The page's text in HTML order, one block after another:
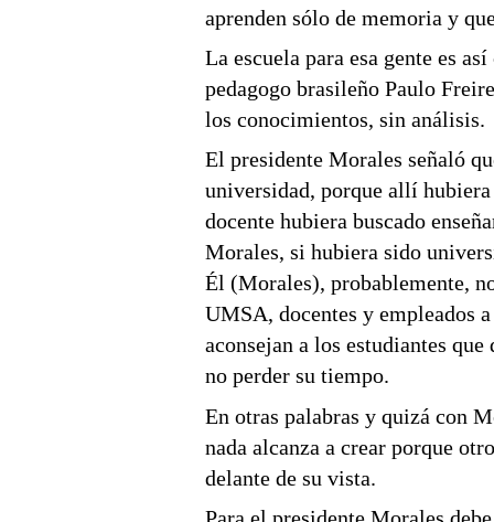
aprenden sólo de memoria y
La escuela para esa gente es
pedagogo brasileño Paulo
los conocimientos, sin análisis.
El presidente Morales señaló
universidad, porque allí
docente hubiera buscado
Morales, si hubiera sido
Él (Morales), probablemente,
UMSA, docentes y empleados
aconsejan a los estudiantes
no perder su tiempo.
En otras palabras y quizá con
nada alcanza a crear porque
delante de su vista.